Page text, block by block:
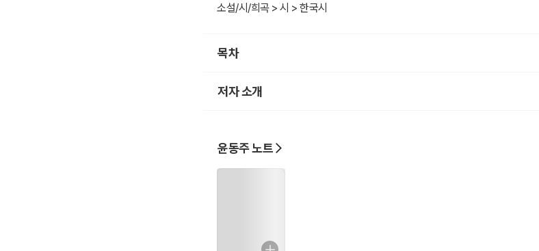
소설/시/희곡 > 시 > 한국시
목차
저자 소개
윤동주 노트